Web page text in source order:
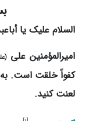
السلام علیک یا
امیرالمؤمنین علی
کفواً خلقت است. به
لعنت کنید.